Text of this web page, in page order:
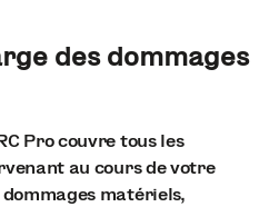
des dommages
Pro couvre tous les
au cours de votre
dommages matériels,